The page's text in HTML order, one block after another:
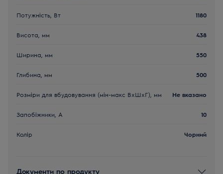
Потужність, Вт 1180
Висота, мм 438
Ширина, мм 550
Глибина, мм 500
Розміри для вбудовування (мін-макс ВхШхГ), мм Не вказано
Запобіжники, А 10
Колір Чорний
Документи по продукту